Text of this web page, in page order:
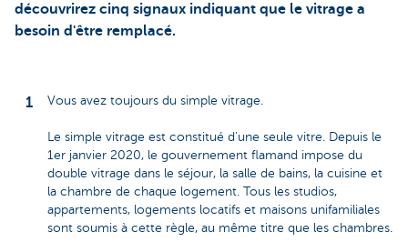
découvrirez cinq signaux indiquant que le vitrage a
besoin d'être remplacé.
Vous avez toujours du simple vitrage.
Le simple vitrage est constitué d'une seule vitre. Depuis le
1er janvier 2020, le gouvernement flamand impose du
double vitrage dans le séjour, la salle de bains, la cuisine et
la chambre de chaque logement. Tous les studios,
appartements, logements locatifs et maisons unifamiliales
sont soumis à cette règle, au même titre que les chambres.